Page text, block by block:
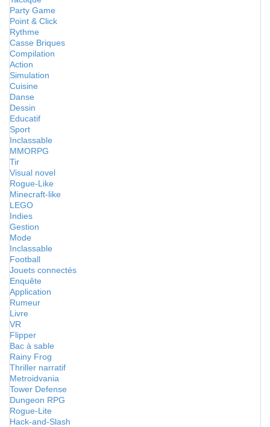
Party Game
Point & Click
Rythme
Casse Briques
Compilation
Action
Simulation
Cuisine
Danse
Dessin
Educatif
Sport
Inclassable
MMORPG
Tir
Visual novel
Rogue-Like
Minecraft-like
LEGO
Indies
Gestion
Mode
Inclassable
Football
Jouets connectés
Enquête
Application
Rumeur
Livre
VR
Flipper
Bac à sable
Rainy Frog
Thriller narratif
Metroidvania
Tower Defense
Dungeon RPG
Rogue-Lite
Hack-and-Slash